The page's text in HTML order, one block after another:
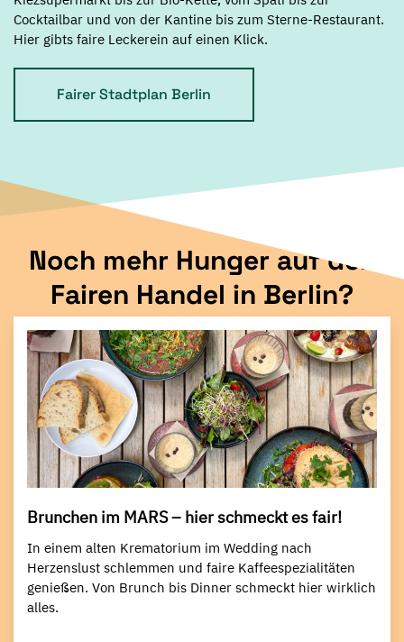
Cocktailbar und von der Kantine bis zum Sterne-Restaurant.
Hier gibts faire Leckerein auf einen Klick.
Fairer Stadtplan Berlin
Noch mehr Hunger auf den
Fairen Handel in Berlin?
Brunchen im MARS – hier schmeckt es fair!
In einem alten Krematorium im Wedding nach
Herzenslust schlemmen und faire Kaffeespezialitäten
genießen. Von Brunch bis Dinner schmeckt hier wirklich
alles.